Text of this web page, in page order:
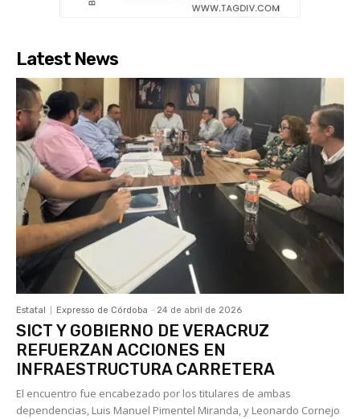
Latest News
Estatal Expresso de Córdoba - 24 de abril de 2026
SICT Y GOBIERNO DE VERACRUZ
REFUERZAN ACCIONES EN
INFRAESTRUCTURA CARRETERA
El encuentro fue encabezado por los titulares de ambas
dependencias, Luis Manuel Pimentel Miranda, y Leonardo Cornejo